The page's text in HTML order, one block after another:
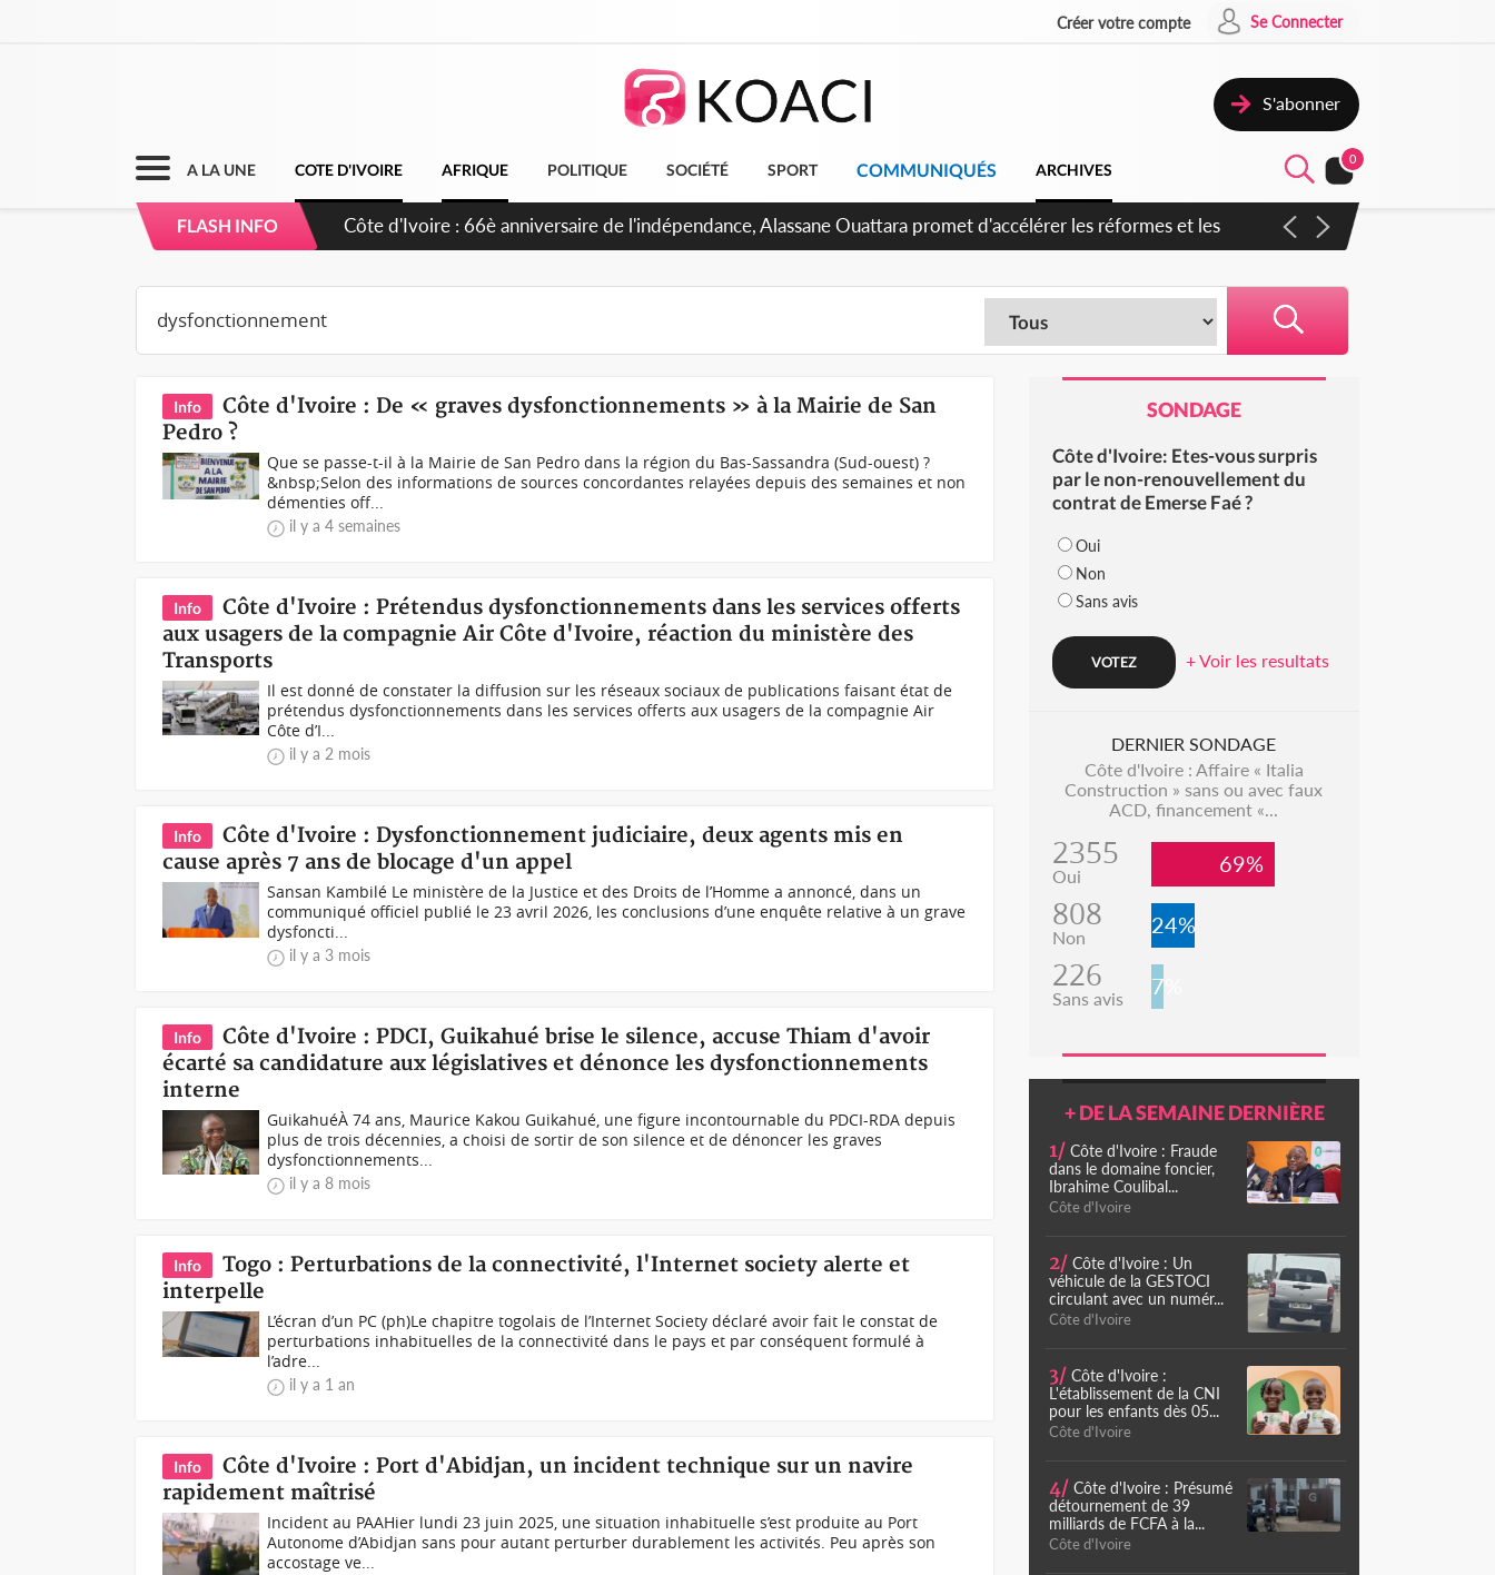
Créer votre compte Se Connecter
S'abonner
A LA UNE COTE D'IVOIRE AFRIQUE POLITIQUE SOCIÉTÉ SPORT COMMUNIQUÉS ARCHIVES
0
FLASH INFO
Côte d'Ivoire : 66è anniversaire de l'indépendance, Alassane Ouattara promet d'accélérer les réformes et les
Info
Côte d'Ivoire : De « graves dysfonctionnements » à la Mairie de San
Pedro ?
Que se passe-t-il à la Mairie de San Pedro dans la région du Bas-Sassandra (Sud-ouest) ?
&nbsp;Selon des informations de sources concordantes relayées depuis des semaines et non
démenties off...
il y a 4 semaines
Info
Côte d'Ivoire : Prétendus dysfonctionnements dans les services offerts
aux usagers de la compagnie Air Côte d'Ivoire, réaction du ministère des
Transports
Il est donné de constater la diffusion sur les réseaux sociaux de publications faisant état de
prétendus dysfonctionnements dans les services offerts aux usagers de la compagnie Air
Côte d’I...
il y a 2 mois
Info
Côte d'Ivoire : Dysfonctionnement judiciaire, deux agents mis en
cause après 7 ans de blocage d'un appel
Sansan Kambilé Le ministère de la Justice et des Droits de l’Homme a annoncé, dans un
communiqué officiel publié le 23 avril 2026, les conclusions d’une enquête relative à un grave
dysfoncti...
il y a 3 mois
Info
Côte d'Ivoire : PDCI, Guikahué brise le silence, accuse Thiam d'avoir
écarté sa candidature aux législatives et dénonce les dysfonctionnements
interne
GuikahuéÀ 74 ans, Maurice Kakou Guikahué, une figure incontournable du PDCI-RDA depuis
plus de trois décennies, a choisi de sortir de son silence et de dénoncer les graves
dysfonctionnements...
il y a 8 mois
Info
Togo : Perturbations de la connectivité, l'Internet society alerte et
interpelle
L’écran d’un PC (ph)Le chapitre togolais de l’Internet Society déclaré avoir fait le constat de
perturbations inhabituelles de la connectivité dans le pays et par conséquent formulé à
l’adre...
il y a 1 an
Info
Côte d'Ivoire : Port d'Abidjan, un incident technique sur un navire
rapidement maîtrisé
Incident au PAA Hier lundi 23 juin 2025, une situation inhabituelle s’est produite au Port
Autonome d’Abidjan sans pour autant perturber durablement les activités. Peu après son
accostage ve...
SONDAGE
Côte d'Ivoire: Etes-vous surpris
par le non-renouvellement du
contrat de Emerse Faé ?
Oui
Non
Sans avis
+ Voir les resultats
DERNIER SONDAGE
Côte d'Ivoire : Affaire « Italia
Construction » sans ou avec faux
ACD, financement «...
2355
Oui 69%
808
Non 24%
226
Sans avis 7%
+ DE LA SEMAINE DERNIÈRE
1/ Côte d'Ivoire : Fraude
dans le domaine foncier,
Ibrahime Coulibal...
Côte d'Ivoire
2/ Côte d'Ivoire : Un
véhicule de la GESTOCI
circulant avec un numér...
Côte d'Ivoire
3/ Côte d'Ivoire :
L'établissement de la CNI
pour les enfants dès 05...
Côte d'Ivoire
4/ Côte d'Ivoire : Présumé
détournement de 39
milliards de FCFA à la...
Côte d'Ivoire